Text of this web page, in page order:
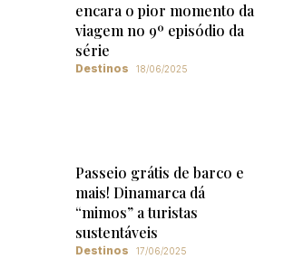
encara o pior momento da
viagem no 9º episódio da
série
Destinos 18/06/2025
Passeio grátis de barco e
mais! Dinamarca dá
“mimos” a turistas
sustentáveis
Destinos 17/06/2025